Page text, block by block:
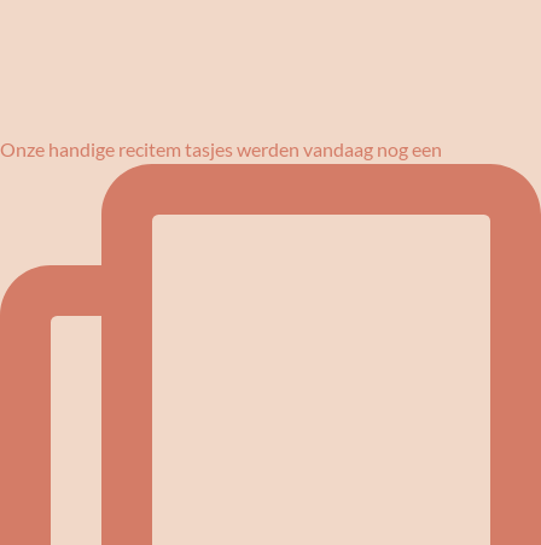
Onze handige recitem tasjes werden vandaag nog een